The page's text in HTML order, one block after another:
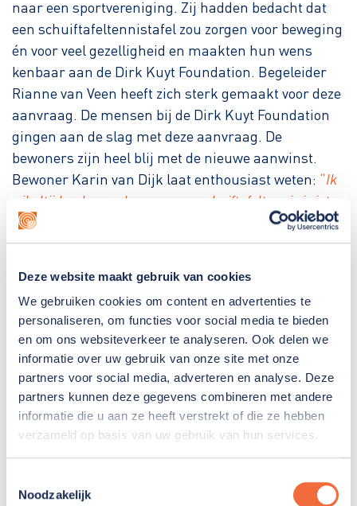
Deze website maakt gebruik van cookies
We gebruiken cookies om content en advertenties te
personaliseren, om functies voor social media te bieden
en om ons websiteverkeer te analyseren. Ook delen we
informatie over uw gebruik van onze site met onze
partners voor social media, adverteren en analyse. Deze
partners kunnen deze gegevens combineren met andere
informatie die u aan ze heeft verstrekt of die ze hebben
verzameld op basis van uw gebruik van hun services.
Noodzakelijk
naar een sportvereniging. Zij hadden bedacht dat
een schuiftafeltennistafel zou zorgen voor beweging
én voor veel gezelligheid en maakten hun wens
kenbaar aan de Dirk Kuyt Foundation. Begeleider
Rianne van Veen heeft zich sterk gemaakt voor deze
aanvraag. De mensen bij de Dirk Kuyt Foundation
gingen aan de slag met deze aanvraag. De
bewoners zijn heel blij met de nieuwe aanwinst.
Bewoner Karin van Dijk laat enthousiast weten: “Ik
wil altijd wel meer bewegen en schuiftafeltennis is iets
wat we allemaal kunnen. Dus dan is de drempel ook
veel lager om te gaan bewegen.”
Bekijk het filmpjehier.
alle bewoners te bewegen en tegelijk sociaal contact